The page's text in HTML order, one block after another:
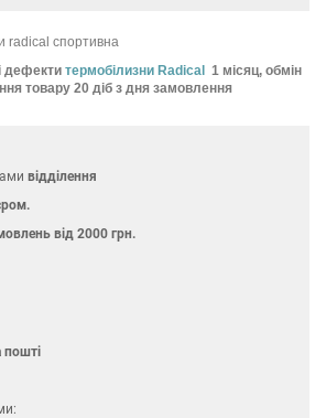
дефекти термобілизни Radical1 місяц, обмін
товару 20 діб з дня замовлення
відділення
від 2000 грн.
пошті